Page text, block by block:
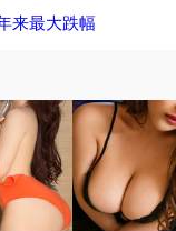
来最大跌幅